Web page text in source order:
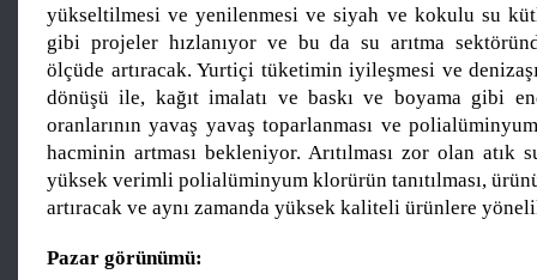
yükseltilmesi ve yenilenmesi ve siyah ve kokulu su
gibi projeler hızlanıyor ve bu da su arıtma
ölçüde artıracak. Yurtiçi tüketimin iyileşmesi ve
dönüşü ile, kağıt imalatı ve baskı ve boyama gibi
oranlarının yavaş yavaş toparlanması ve
hacminin artması bekleniyor. Arıtılması zor olan atık
yüksek verimli polialüminyum klorürün tanıtılması,
artıracak ve aynı zamanda yüksek kaliteli ürünlere
Pazar görünümü: